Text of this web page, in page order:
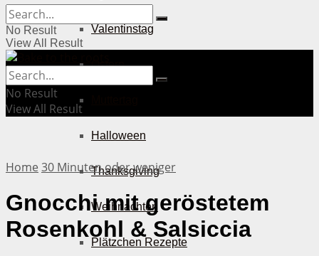
Valentinstag
Ostern
Halloween
Thanksgiving
Weihnachten
Plätzchen Rezepte
No Result
View All Result
No Result
View All Result
Home 30 Minuten oder weniger
Gnocchi mit geröstetem
Rosenkohl & Salsiccia